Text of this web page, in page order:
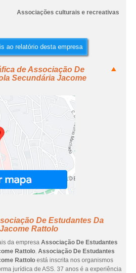
Associações culturais e recreativas
ao relatório desta empresa
de Associação De
Secundária Jacome
De Estudantes Da
Rattolo
da empresa Associação De Estudantes
Rattolo. Associação De Estudantes
Rattolo está inscrita nos organismos
jurídica de ASS. 37 anos é a experiência